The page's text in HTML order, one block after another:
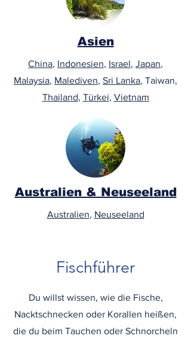
Asien
China, Indonesien, Israel, Japan,
Malaysia, Malediven, Sri Lanka, Taiwan,
Thailand, Türkei, Vietnam
Australien & Neuseeland
Australien, Neuseeland
Fischführer
Du willst wissen, wie die Fische,
Nacktschnecken oder Korallen heißen,
die du beim Tauchen oder Schnorcheln